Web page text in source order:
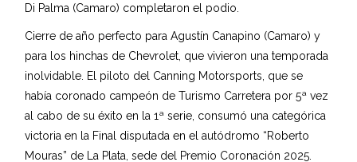
Di Palma (Camaro) completaron el podio.
Cierre de año perfecto para Agustín Canapino (Camaro) y
para los hinchas de Chevrolet, que vivieron una temporada
inolvidable. El piloto del Canning Motorsports, que se
había coronado campeón de Turismo Carretera por 5ª vez
al cabo de su éxito en la 1ª serie, consumó una categórica
victoria en la Final disputada en el autódromo “Roberto
Mouras” de La Plata, sede del Premio Coronación 2025.